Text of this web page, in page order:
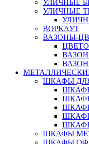
УЛИЧНЫЕ
УЛИЧНЫЕ
ВОРКАУТ
ВАЗОНЫ-
ШКАФЫ
ШКАФЫ
ШКАФЫ